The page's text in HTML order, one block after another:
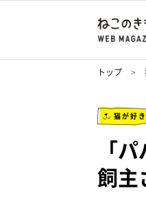
トップ
猫が好き
「
飼主